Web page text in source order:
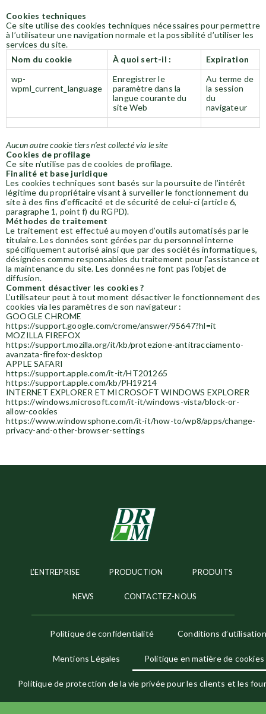
Cookies techniques
Ce site utilise des cookies techniques nécessaires pour permettre
à l’utilisateur une navigation normale et la possibilité d’utiliser les
services du site.
Nom du cookie
À quoi sert-il :
Expiration
wp-
wpml_current_language
Enregistrer le
paramètre dans la
langue courante du
site Web
Au terme de
la session
du
navigateur
Aucun autre cookie tiers n’est collecté via le site
Cookies de profilage
Ce site n’utilise pas de cookies de profilage.
Finalité et base juridique
Les cookies techniques sont basés sur la poursuite de l’intérêt
légitime du propriétaire visant à surveiller le fonctionnement du
site à des fins d’efficacité et de sécurité de celui-ci (article 6,
paragraphe 1, point f) du RGPD).
Méthodes de traitement
Le traitement est effectué au moyen d’outils automatisés par le
titulaire. Les données sont gérées par du personnel interne
spécifiquement autorisé ainsi que par des sociétés informatiques,
désignées comme responsables du traitement pour l’assistance et
la maintenance du site. Les données ne font pas l’objet de
diffusion.
Comment désactiver les cookies ?
L’utilisateur peut à tout moment désactiver le fonctionnement des
cookies via les paramètres de son navigateur :
GOOGLE CHROME
https://support.google.com/crome/answer/95647?hl=it
MOZILLA FIREFOX
https://support.mozilla.org/it/kb/protezione-antitracciamento-
avanzata-firefox-desktop
APPLE SAFARI
https://support.apple.com/it-it/HT201265
https://support.apple.com/kb/PH19214
INTERNET EXPLORER ET MICROSOFT WINDOWS EXPLORER
https://windows.microsoft.com/it-it/windows-vista/block-or-
allow-cookies
https://www.windowsphone.com/it-it/how-to/wp8/apps/change-
privacy-and-other-browser-settings
L’ENTREPRISE PRODUCTION PRODUITS
NEWS CONTACTEZ-NOUS
Politique de confidentialité Conditions d’utilisation
Mentions Légales Politique en matière de cookies
Politique de protection de la vie privée pour les clients et les